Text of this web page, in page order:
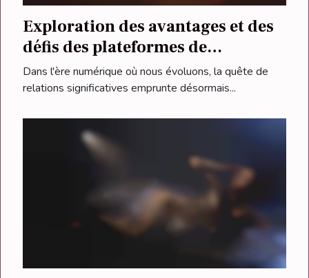
Exploration des avantages et des
défis des plateformes de
rencontres aléatoires en ligne
Dans l'ère numérique où nous évoluons, la quête de
relations significatives emprunte désormais...